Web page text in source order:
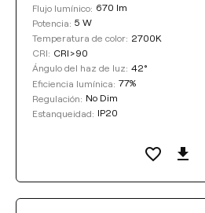
Flujo lumínico: 670 lm
Potencia: 5 W
Temperatura de color: 2700K
CRI: CRI>90
Ángulo del haz de luz: 42°
Eficiencia lumínica: 77%
Regulación: No Dim
Estanqueidad: IP20